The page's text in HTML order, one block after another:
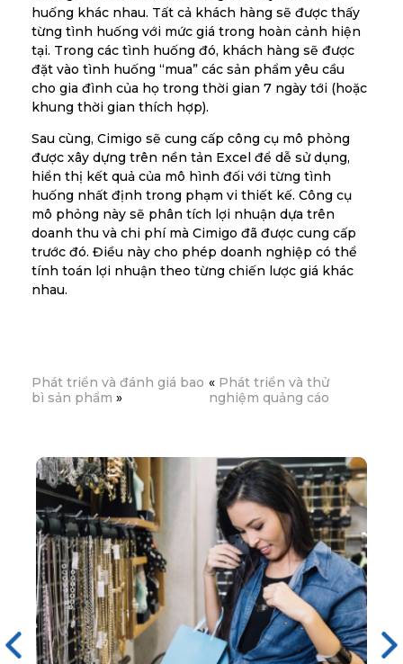
huống khác nhau. Tất cả khách hàng sẽ được thấy
từng tình huống với mức giá trong hoàn cảnh hiện
tại. Trong các tình huống đó, khách hàng sẽ được
đặt vào tình huống “mua” các sản phẩm yêu cầu
cho gia đình của họ trong thời gian 7 ngày tới (hoặc
khung thời gian thích hợp).
Sau cùng, Cimigo sẽ cung cấp công cụ mô phỏng
được xây dựng trên nền tản Excel để dễ sử dụng,
hiển thị kết quả của mô hình đối với từng tình
huống nhất định trong phạm vi thiết kế. Công cụ
mô phỏng này sẽ phân tích lợi nhuận dựa trên
doanh thu và chi phí mà Cimigo đã được cung cấp
trước đó. Điều này cho phép doanh nghiệp có thể
tính toán lợi nhuận theo từng chiến lược giá khác
nhau.
Phát triển và đánh giá bao
bì sản phẩm »
« Phát triển và thử
nghiệm quảng cáo